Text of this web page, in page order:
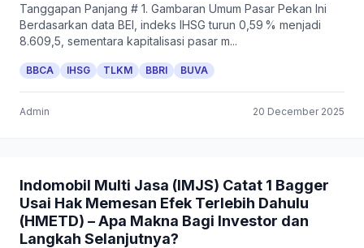
Tanggapan Panjang # 1. Gambaran Umum Pasar Pekan Ini
Berdasarkan data BEI, indeks IHSG turun 0,59 % menjadi
8.609,5, sementara kapitalisasi pasar m...
BBCA IHSG TLKM BBRI BUVA
Admin 20 December 2025
Indomobil Multi Jasa (IMJS) Catat 1 Bagger
Usai Hak Memesan Efek Terlebih Dahulu
(HMETD) – Apa Makna Bagi Investor dan
Langkah Selanjutnya?